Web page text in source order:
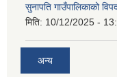
सुनापति गाउँपालिकाको
मिति: 10/12/2025 -
अन्य